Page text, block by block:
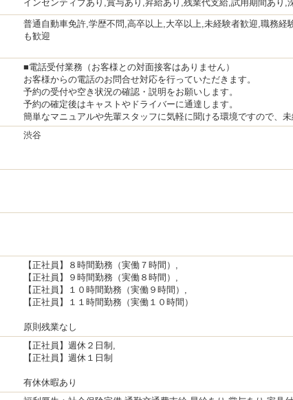
インセンティブあり,賞与あり,昇給あり,残業代支給,試用期間あり,
普通自動車免許,学歴不問,高卒以上,大卒以上,未経験者歓迎,職務経
も歓迎
■電話受付業務（お客様との対面接客はありません）
お客様からの電話のお問合せ対応を行っていただきます。
予約の受付や空き状況の確認・説明をお願いします。
予約の確定後はキャストやドライバーに通達します。
簡単なマニュアルや先輩スタッフに気軽に聞ける環境ですので、未
渋谷
【正社員】８時間勤務（実働７時間）,
【正社員】９時間勤務（実働８時間）,
【正社員】１０時間勤務（実働９時間）,
【正社員】１１時間勤務（実働１０時間）
原則残業なし
【正社員】週休２日制,
【正社員】週休１日制
有休休暇あり